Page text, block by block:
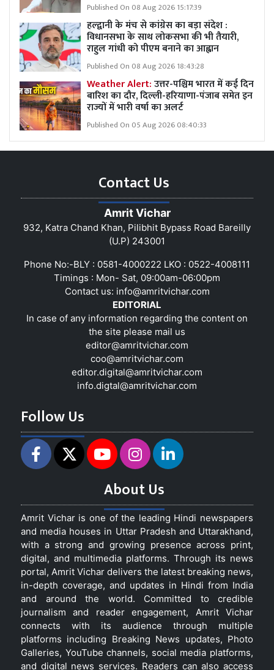
Published On 08 Aug 2026 15:17:39
हल्द्वानी के मंच से कांग्रेस का बड़ा संदेश :
विधानसभा के साथ लोकसभा की भी तैयारी,
राहुल गांधी को पीएम बनाने का आह्वान
Published On 08 Aug 2026 18:43:28
Weather Alert:उत्तर-पश्चिम भारत में कई दिन
बारिश का दौर, दिल्ली-हरियाणा-पंजाब समेत इन
राज्यों में भारी वर्षा का अलर्ट
Published On 05 Aug 2026 08:40:33
Contact Us
Amrit Vichar
932, Katra Chand Khan, Pilibhit Bypass Road Bareilly
(U.P) 243001
Phone No:-BLY : 0581-4000222 LKO : 0522-4008111
Timings : Mon- Sat, 09:00am-06:00pm
Contact us: info@amritvichar.com
EDITORIAL
In case of any information regarding the content on
the site please mail us
editor@amritvichar.com
coo@amritvichar.com
editor.digital@amritvichar.com
info.digtal@amritvichar.com
Follow Us
About Us
Amrit Vichar is one of the leading Hindi newspapers
and media houses in Uttar Pradesh and Uttarakhand,
with a strong and growing presence across print,
digital, and multimedia platforms. Through its news
portal, Amrit Vichar delivers the latest breaking news,
in-depth coverage, and updates in Hindi from India
and around the world. Committed to credible
journalism and reader engagement, Amrit Vichar
connects with its audience through multiple
platforms including Breaking News updates, Photo
Galleries, YouTube channels, social media platforms,
and digital news services. Readers can also access